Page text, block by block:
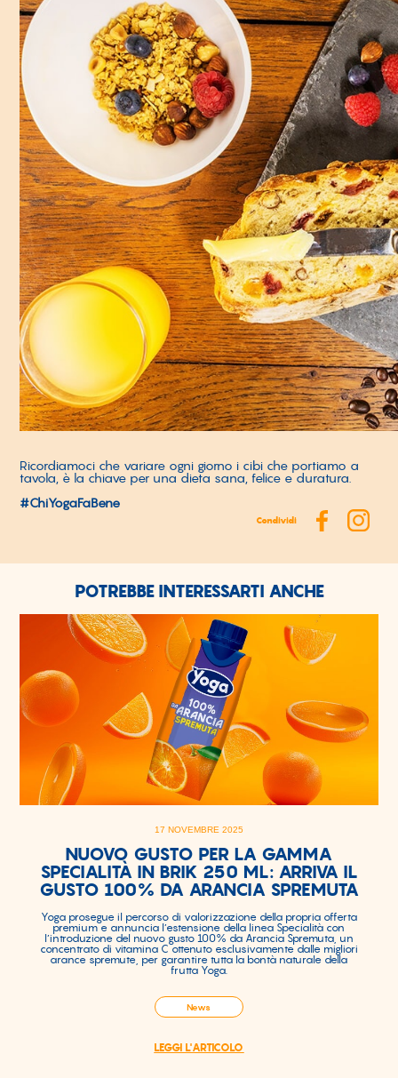
Ricordiamoci che variare ogni giorno i cibi che portiamo a
tavola, è la chiave per una dieta sana, felice e duratura.
#ChiYogaFaBene
Condividi
POTREBBE INTERESSARTI ANCHE
17 NOVEMBRE 2025
NUOVO GUSTO PER LA GAMMA
SPECIALITÀ IN BRIK 250 ML: ARRIVA IL
GUSTO 100% DA ARANCIA SPREMUTA
Yoga prosegue il percorso di valorizzazione della propria offerta
premium e annuncia l’estensione della linea Specialità con
l’introduzione del nuovo gusto 100% da Arancia Spremuta, un
concentrato di vitamina C ottenuto esclusivamente dalle migliori
arance spremute, per garantire tutta la bontà naturale della
frutta Yoga.
News
LEGGI L'ARTICOLO